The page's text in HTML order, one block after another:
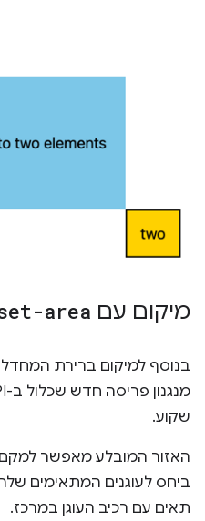
מיקום עם area
בנוסף למיקום ברירת המחדל
שקוע.
האזור המובלע מאפשר למקם
תאים עם רכיב העוגן במרכז.